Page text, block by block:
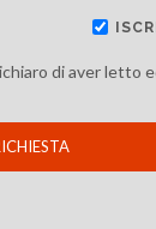
di aver letto